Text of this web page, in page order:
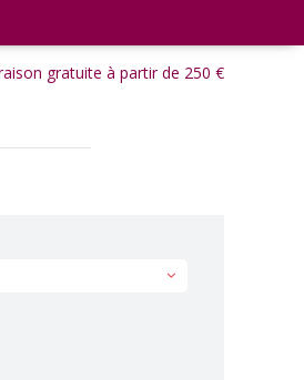
gratuite à partir de 250 €